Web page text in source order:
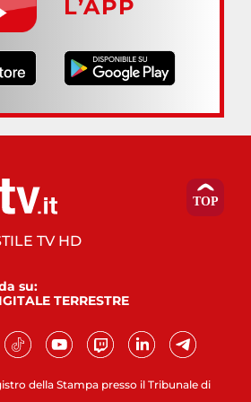
L’APP
della Stampa presso il Tribunale di
TV HD
su:
TERRESTRE